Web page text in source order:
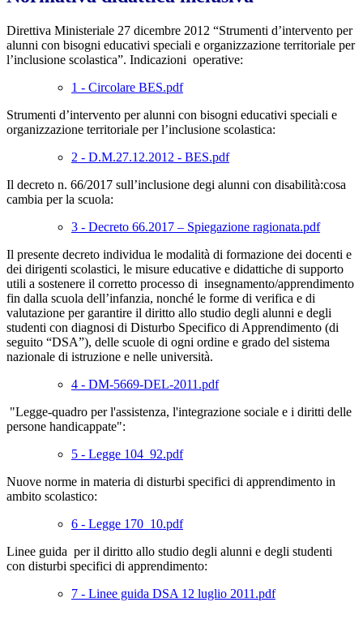
Direttiva Ministeriale 27 dicembre 2012 “Strumenti d’intervento per
alunni con bisogni educativi speciali e organizzazione territoriale per
l’inclusione scolastica”. Indicazioni operative:
1 - Circolare BES.pdf
Strumenti d’intervento per alunni con bisogni educativi speciali e
organizzazione territoriale per l’inclusione scolastica:
2 - D.M.27.12.2012 - BES.pdf
Il decreto n. 66/2017 sull’inclusione degi alunni con disabilità:cosa
cambia per la scuola:
3 - Decreto 66.2017 – Spiegazione ragionata.pdf
Il presente decreto individua le modalità di formazione dei docenti e
dei dirigenti scolastici, le misure educative e didattiche di supporto
utili a sostenere il corretto processo di insegnamento/apprendimento
fin dalla scuola dell’infanzia, nonché le forme di verifica e di
valutazione per garantire il diritto allo studio degli alunni e degli
studenti con diagnosi di Disturbo Specifico di Apprendimento (di
seguito “DSA”), delle scuole di ogni ordine e grado del sistema
nazionale di istruzione e nelle università.
4 - DM-5669-DEL-2011.pdf
"Legge-quadro per l'assistenza, l'integrazione sociale e i diritti delle
persone handicappate":
5 - Legge 104_92.pdf
Nuove norme in materia di disturbi specifici di apprendimento in
ambito scolastico:
6 - Legge 170_10.pdf
Linee guida per il diritto allo studio degli alunni e degli studenti
con disturbi specifici di apprendimento:
7 - Linee guida DSA 12 luglio 2011.pdf